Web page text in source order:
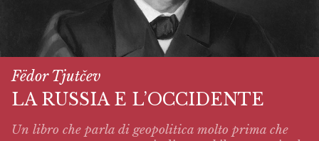
Fëdor Tjutčev
LA RUSSIA E L’OCCIDENTE
Un libro che parla di geopolitica molto prima che